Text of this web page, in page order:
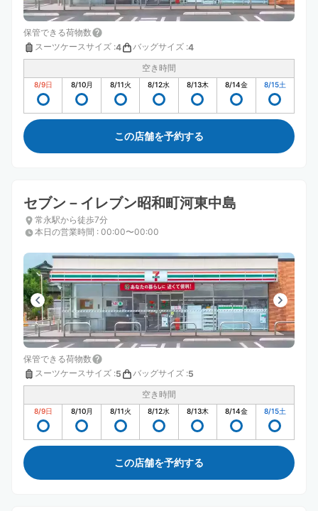
保管できる荷物数
スーツケースサイズ :4 バッグサイズ :4
空き時間
8/9日 8/10月 8/11火 8/12水 8/13木 8/14金 8/15土
この店舗を予約する
セブン－イレブン昭和町河東中島
常永駅から徒歩7分
本日の営業時間 : 00:00〜00:00
保管できる荷物数
スーツケースサイズ :5 バッグサイズ :5
空き時間
8/9日 8/10月 8/11火 8/12水 8/13木 8/14金 8/15土
この店舗を予約する